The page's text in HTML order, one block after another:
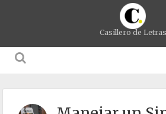
Casillero de Letras